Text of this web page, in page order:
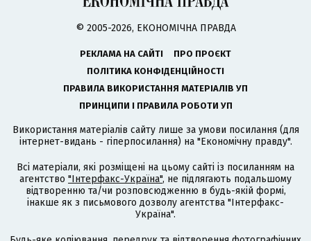
© 2005-2026, ЕКОНОМІЧНА ПРАВДА
РЕКЛАМА НА САЙТІ
ПРО ПРОЄКТ
ПОЛІТИКА КОНФІДЕНЦІЙНОСТІ
ПРАВИЛА ВИКОРИСТАННЯ МАТЕРІАЛІВ УП
ПРИНЦИПИ І ПРАВИЛА РОБОТИ УП
Використання матеріалів сайту лише за умови посилання (для
інтернет-видань - гіперпосилання) на "Економічну правду".
Всі матеріали, які розміщені на цьому сайті із посиланням на
агентство "Інтерфакс-Україна", не підлягають подальшому
відтворенню та/чи розповсюдженню в будь-якій формі,
інакше як з письмового дозволу агентства "Інтерфакс-
Україна".